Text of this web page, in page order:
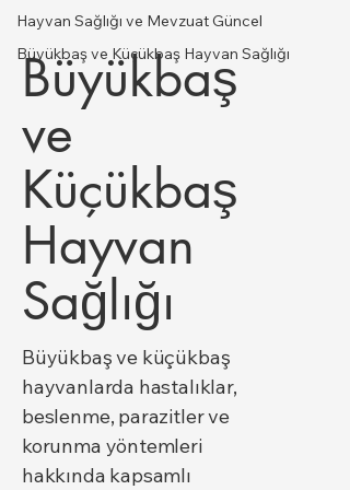
Hayvan Sağlığı ve Mevzuat Güncel
Büyükbaş ve Küçükbaş Hayvan Sağlığı
Büyükbaş
ve
Küçükbaş
Hayvan
Sağlığı
Büyükbaş ve küçükbaş
hayvanlarda hastalıklar,
beslenme, parazitler ve
korunma yöntemleri
hakkında kapsamlı